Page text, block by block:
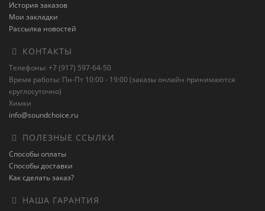
История заказов
Мои закладки
Рассылка новостей
КОНТАКТЫ
Телефоны: +7 (917) 597-64-50
Время работы: Пн-Пт 10:00 - 19:00 (заказы онлайн принимаются
круглосуточно)
Химки
info@soundchoice.ru
ПОЛЕЗНЫЕ ССЫЛКИ
Способы оплаты
Способы доставки
Как сделать заказ?
НАША ГАРАНТИЯ